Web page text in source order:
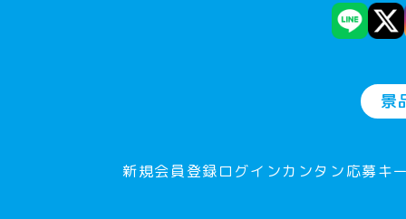
景
新規会員登録ログインカンタン応募キ